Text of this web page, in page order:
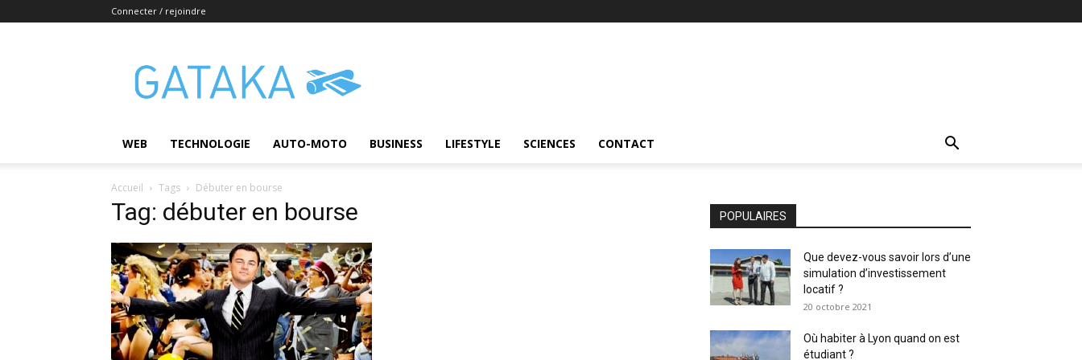
Connecter / rejoindre
WEB TECHNOLOGIE AUTO-MOTO BUSINESS LIFESTYLE SCIENCES CONTACT
Accueil Tags Débuter en bourse
Tag: débuter en bourse POPULAIRES
Que devez-vous savoir lors d’une
simulation d’investissement
locatif ?
20 octobre 2021
Où habiter à Lyon quand on est
étudiant ?